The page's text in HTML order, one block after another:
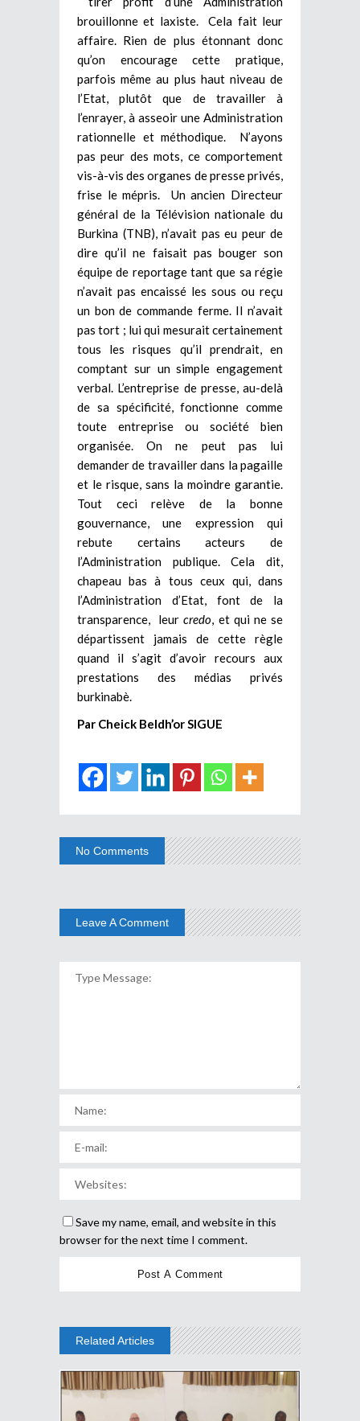
brouillonne et laxiste. Cela fait leur
affaire. Rien de plus étonnant donc
qu’on encourage cette pratique,
parfois même au plus haut niveau de
l’Etat, plutôt que de travailler à
l’enrayer, à asseoir une Administration
rationnelle et méthodique. N’ayons
pas peur des mots, ce comportement
vis-à-vis des organes de presse privés,
frise le mépris. Un ancien Directeur
général de la Télévision nationale du
Burkina (TNB), n’avait pas eu peur de
dire qu’il ne faisait pas bouger son
équipe de reportage tant que sa régie
n’avait pas encaissé les sous ou reçu
un bon de commande ferme. Il n’avait
pas tort ; lui qui mesurait certainement
tous les risques qu’il prendrait, en
comptant sur un simple engagement
verbal. L’entreprise de presse, au-delà
de sa spécificité, fonctionne comme
toute entreprise ou société bien
organisée. On ne peut pas lui
demander de travailler dans la pagaille
et le risque, sans la moindre garantie.
Tout ceci relève de la bonne
gouvernance, une expression qui
rebute certains acteurs de
l’Administration publique. Cela dit,
chapeau bas à tous ceux qui, dans
l’Administration d’Etat, font de la
transparence, leurcredo , et qui ne se
départissent jamais de cette règle
quand il s’agit d’avoir recours aux
prestations des médias privés
burkinabè.
Par Cheick Beldh’or SIGUE
No Comments
Leave A Comment
Save my name, email, and website in this
browser for the next time I comment.
Related Articles